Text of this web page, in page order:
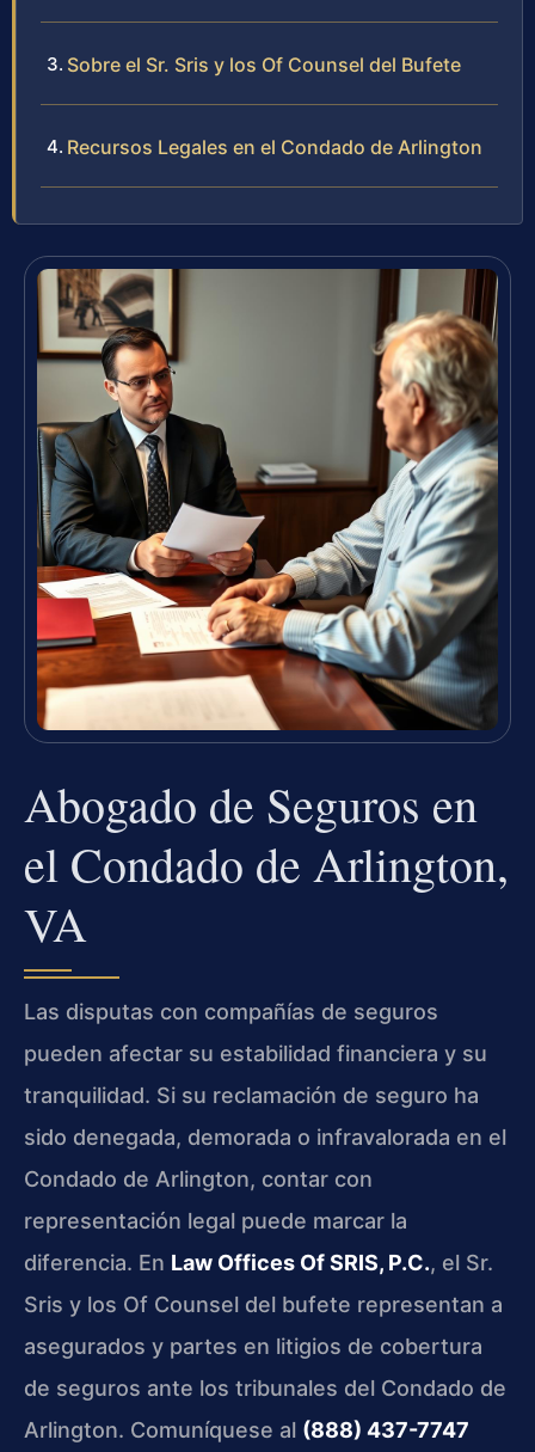
Sobre el Sr. Sris y los Of Counsel del Bufete
Recursos Legales en el Condado de Arlington
Abogado de Seguros en
el Condado de Arlington,
VA
Las disputas con compañías de seguros
pueden afectar su estabilidad financiera y su
tranquilidad. Si su reclamación de seguro ha
sido denegada, demorada o infravalorada en el
Condado de Arlington, contar con
representación legal puede marcar la
diferencia. En Law Offices Of SRIS, P.C., el Sr.
Sris y los Of Counsel del bufete representan a
asegurados y partes en litigios de cobertura
de seguros ante los tribunales del Condado de
Arlington. Comuníquese al (888) 437-7747